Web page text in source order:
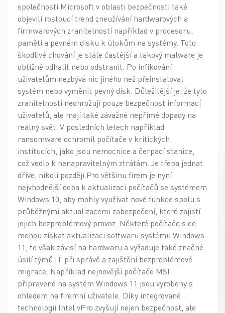
společnosti Microsoft v oblasti bezpečnosti také
objevili rostoucí trend zneužívání hardwarových a
firmwarových zranitelností například v procesoru,
paměti a pevném disku k útokům na systémy. Toto
škodlivé chování je stále častější a takový malware je
obtížné odhalit nebo odstranit. Po infikování
uživatelům nezbývá nic jiného než přeinstalovat
systém nebo vyměnit pevný disk. Důležitější je, že tyto
zranitelnosti neohrožují pouze bezpečnost informací
uživatelů, ale mají také závažné nepřímé dopady na
reálný svět. V posledních letech například
ransomware ochromil počítače v kritických
institucích, jako jsou nemocnice a čerpací stanice,
což vedlo k nenapravitelným ztrátám. Je třeba jednat
dříve, nikoli později Pro většinu firem je nyní
nejvhodnější doba k aktualizaci počítačů se systémem
Windows 10, aby mohly využívat nové funkce spolu s
průběžnými aktualizacemi zabezpečení, které zajistí
jejich bezproblémový provoz. Některé počítače sice
mohou získat aktualizaci softwaru systému Windows
11, to však závisí na hardwaru a vyžaduje také značné
úsilí týmů IT při správě a zajištění bezproblémové
migrace. Například nejnovější počítače MSI
připravené na systém Windows 11 jsou vyrobeny s
ohledem na firemní uživatele. Díky integrované
technologii Intel vPro zvyšují nejen bezpečnost, ale